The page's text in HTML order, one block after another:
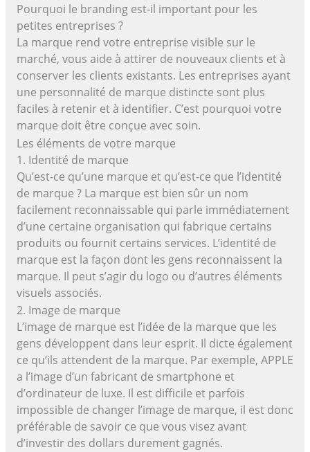
Pourquoi le branding est-il important pour les
petites entreprises ?
La marque rend votre entreprise visible sur le
marché, vous aide à attirer de nouveaux clients et à
conserver les clients existants. Les entreprises ayant
une personnalité de marque distincte sont plus
faciles à retenir et à identifier. C’est pourquoi votre
marque doit être conçue avec soin.
Les éléments de votre marque
1. Identité de marque
Qu’est-ce qu’une marque et qu’est-ce que l’identité
de marque ? La marque est bien sûr un nom
facilement reconnaissable qui parle immédiatement
d’une certaine organisation qui fabrique certains
produits ou fournit certains services. L’identité de
marque est la façon dont les gens reconnaissent la
marque. Il peut s’agir du logo ou d’autres éléments
visuels associés.
2. Image de marque
L’image de marque est l’idée de la marque que les
gens développent dans leur esprit. Il dicte également
ce qu’ils attendent de la marque. Par exemple, APPLE
a l’image d’un fabricant de smartphone et
d’ordinateur de luxe. Il est difficile et parfois
impossible de changer l’image de marque, il est donc
préférable de savoir ce que vous visez avant
d’investir des dollars durement gagnés.